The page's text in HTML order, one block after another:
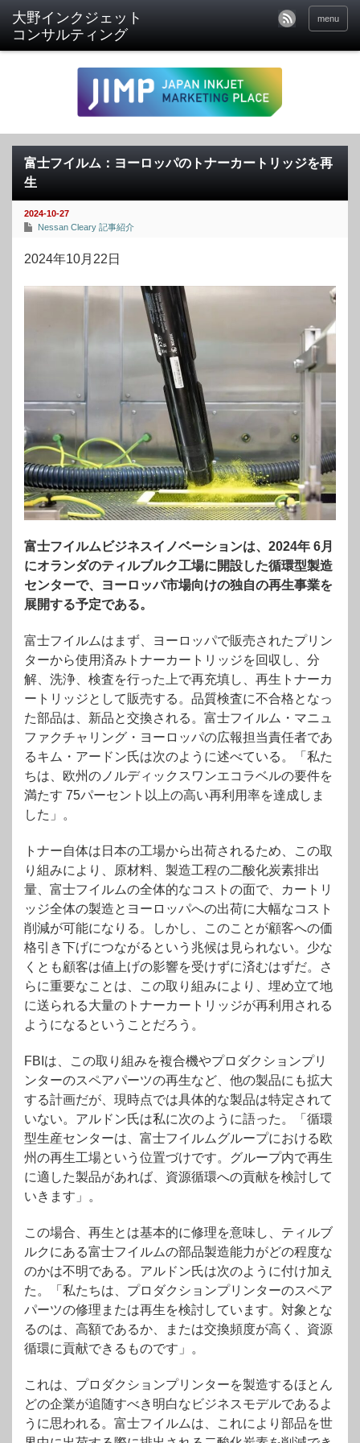
menu
富士フイルム：ヨーロッパのトナーカートリッジを再
生
2024-10-27
Nessan Cleary 記事紹介
2024年10月22日
富士フイルムビジネスイノベーションは、2024年 6月
にオランダのティルブルク工場に開設した循環型製造
センターで、ヨーロッパ市場向けの独自の再生事業を
展開する予定である。
富士フイルムはまず、ヨーロッパで販売されたプリン
ターから使用済みトナーカートリッジを回収し、分
解、洗浄、検査を行った上で再充填し、再生トナーカ
ートリッジとして販売する。品質検査に不合格となっ
た部品は、新品と交換される。富士フイルム・マニュ
ファクチャリング・ヨーロッパの広報担当責任者であ
るキム・アードン氏は次のように述べている。「私た
ちは、欧州のノルディックスワンエコラベルの要件を
満たす 75パーセント以上の高い再利用率を達成しま
した」。
トナー自体は日本の工場から出荷されるため、この取
り組みにより、原材料、製造工程の二酸化炭素排出
量、富士フイルムの全体的なコストの面で、カートリ
ッジ全体の製造とヨーロッパへの出荷に大幅なコスト
削減が可能になりる。しかし、このことが顧客への価
格引き下げにつながるという兆候は見られない。少な
くとも顧客は値上げの影響を受けずに済むはずだ。さ
らに重要なことは、この取り組みにより、埋め立て地
に送られる大量のトナーカートリッジが再利用される
ようになるということだろう。
FBIは、この取り組みを複合機やプロダクションプリ
ンターのスペアパーツの再生など、他の製品にも拡大
する計画だが、現時点では具体的な製品は特定されて
いない。アルドン氏は私に次のように語った。「循環
型生産センターは、富士フイルムグループにおける欧
州の再生工場という位置づけです。グループ内で再生
に適した製品があれば、資源循環への貢献を検討して
いきます」。
この場合、再生とは基本的に修理を意味し、ティルブ
ルクにある富士フイルムの部品製造能力がどの程度な
のかは不明である。アルドン氏は次のように付け加え
た。「私たちは、プロダクションプリンターのスペア
パーツの修理または再生を検討しています。対象とな
るのは、高額であるか、または交換頻度が高く、資源
循環に貢献できるものです」。
これは、プロダクションプリンターを製造するほとん
どの企業が追随すべき明白なビジネスモデルであるよ
うに思われる。富士フイルムは、これにより部品を世